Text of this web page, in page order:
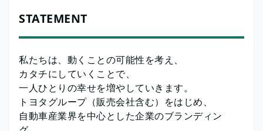
STATEMENT
私たちは、動くことの可能性を考え、
カタチにしていくことで、
一人ひとりの幸せを増やしていきます。
トヨタグループ（販売会社含む）をはじめ、
自動車産業界を中心とした企業のブランディン